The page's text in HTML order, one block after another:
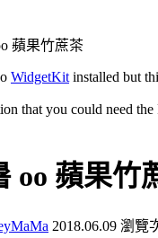
蘋果竹蔗茶
WidgetKit installed but
that you could need
oo 蘋果竹
2018.06.09 瀏覽